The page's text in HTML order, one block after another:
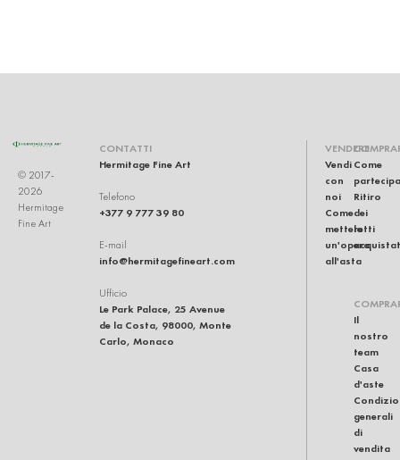
© 2017-
2026
Hermitage
Fine Art
CONTATTI
Hermitage Fine Art
Telefono
+377 9 777 39 80
E-mail
info@hermitagefineart.com
Ufficio
Le Park Palace, 25 Avenue
de la Costa, 98000, Monte
Carlo, Monaco
VENDERE
Vendi
con
noi
Come
mettere
un'opera
all'asta
Come
Ritiro
dei
lotti
Il
nostro
team
Casa
d'aste
generali
di
vendita